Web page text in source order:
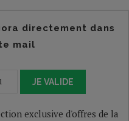
directement dans
mail
JE VALIDE
exclusive d'offres de la